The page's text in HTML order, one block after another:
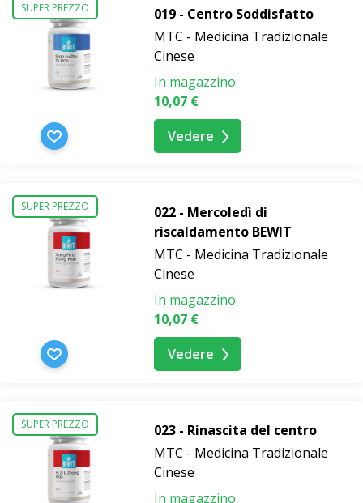
SUPER PREZZO
019 - Centro Soddisfatto
MTC - Medicina Tradizionale
Cinese
In magazzino
10,07 €
Vedere
SUPER PREZZO
022 - Mercoledì di
riscaldamento BEWIT
MTC - Medicina Tradizionale
Cinese
In magazzino
10,07 €
Vedere
SUPER PREZZO
023 - Rinascita del centro
MTC - Medicina Tradizionale
Cinese
In magazzino